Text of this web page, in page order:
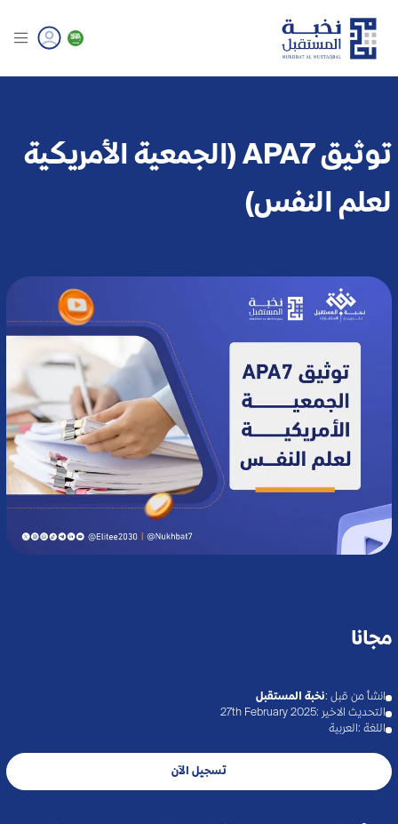
توثيق APA7 (الجمعية الأمريكية
لعلم النفس)
مجانا
انشأ من قبل :نخبة المستقبل
التحديث الاخير :27th February 2025
اللغة :العربية
تسجيل الآن